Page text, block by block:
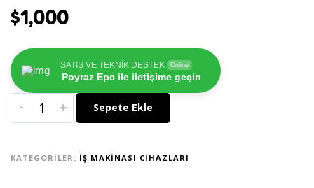
$1,000
SATIŞ VE TEKNİK DESTEK Online
Poyraz Epc ile iletişime geçin
- + Sepete Ekle
KATEGORILER: İŞ MAKINASI CIHAZLARI